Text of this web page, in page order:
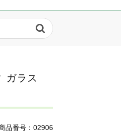
ガラス
品番号：02906